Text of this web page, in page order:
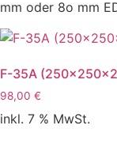
mm oder 8o mm
F-35A
98,00 €
inkl. 7 % MwSt.